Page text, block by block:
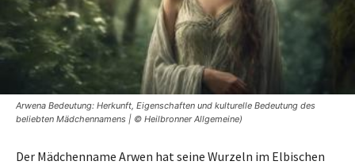
Arwena Bedeutung: Herkunft, Eigenschaften und kulturelle Bedeutung des
beliebten Mädchennamens | © Heilbronner Allgemeine)
Der Mädchenname Arwen hat seine Wurzeln im Elbischen